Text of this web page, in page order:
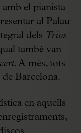
el pianista
al Palau
dels Trios
també van
. A més, tots
de Barcelona.
en aquells